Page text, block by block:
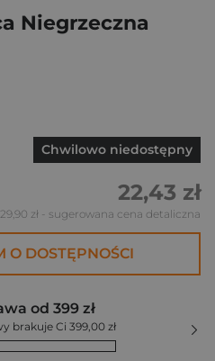
Niegrzeczna
Chwilowo niedostępny
22,43 zł
29,90 zł - sugerowana cena detaliczna
O DOSTĘPNOŚCI
od 399 zł
brakuje Ci 399,00 zł